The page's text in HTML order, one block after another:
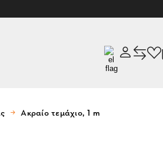
Ακραίο τεμάχιο, 1 m